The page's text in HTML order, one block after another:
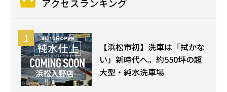
アクセスランキング
【浜松市初】洗車は「拭かな
い」新時代へ。約550坪の超
大型・純水洗車場